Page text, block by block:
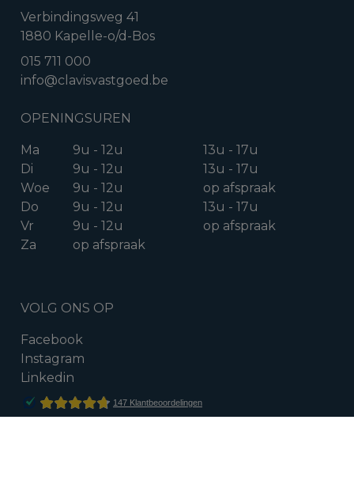
Verbindingsweg 41
1880 Kapelle-o/d-Bos
015 711 000
info@clavisvastgoed.be
OPENINGSUREN
Ma 9u - 12u
13u - 17u
Di
9u - 12u
13u - 17u
Woe
9u - 12u
op afspraak
Do
9u - 12u
13u - 17u
Vr
9u - 12u
op afspraak
Za
op afspraak
VOLG ONS OP
Facebook
Instagram
Linkedin